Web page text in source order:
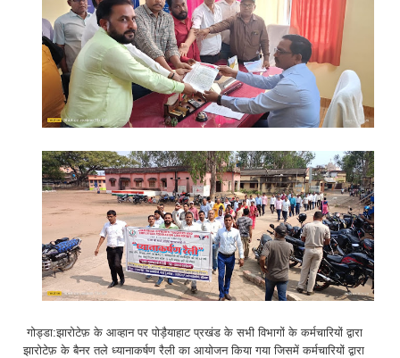
गोड्डा:झारोटेफ़ के आव्हान पर पोड़ैयाहाट प्रखंड के सभी विभागों के कर्मचारियों द्वारा
झारोटेफ़ के बैनर तले ध्यानाकर्षण रैली का आयोजन किया गया जिसमें कर्मचारियों द्वारा